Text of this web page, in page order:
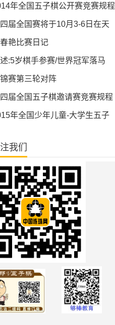
年全国五子棋公开赛竞赛规程
届全国赛将于10月3-6日在天
艳比赛日记
:5岁棋手参赛/世界冠军落马
赛第三轮对阵
届全国五子棋邀请赛竞赛规程
年全国少年儿童-大学生五子
我们